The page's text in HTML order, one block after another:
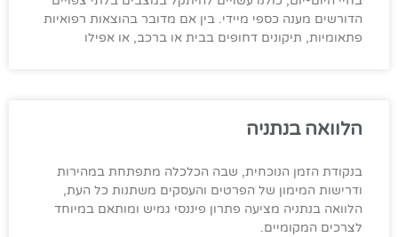
הדורשים מענה כספי מיידי. בין אם מדובר בהוצאות רפואיות
פתאומיות, תיקונים דחופים בבית או ברכב, או אפילו
הלוואה בנתניה
בנקודת הזמן הנוכחית, שבה הכלכלה מתפתחת במהירות
ודרישות המימון של הפרטים והעסקים משתנות כל העת,
הלוואה בנתניה מציעה פתרון פיננסי גמיש ומותאם במיוחד
לצרכים המקומיים.